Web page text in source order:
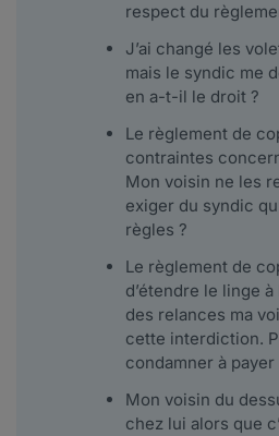
respect du
J’ai changé les
mais le syndic me
en a-t-il le droit ?
Le règlement de
contraintes
Mon voisin ne les
exiger du syndic
règles ?
Le règlement de
d’étendre le linge
des relances ma
cette interdiction.
condamner à
Mon voisin du
chez lui alors que